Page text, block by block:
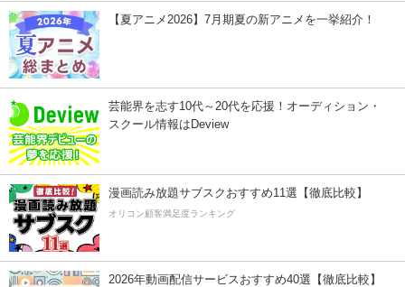
【夏アニメ2026】7月期夏の新アニメを一挙紹介！
芸能界を志す10代～20代を応援！オーディション・
スクール情報はDeview
漫画読み放題サブスクおすすめ11選【徹底比較】
オリコン顧客満足度ランキング
2026年動画配信サービスおすすめ40選【徹底比較】